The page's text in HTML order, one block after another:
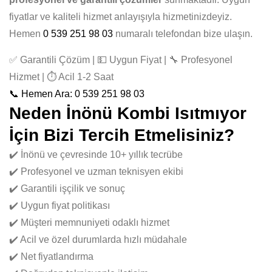
fiyatlar ve kaliteli hizmet anlayışıyla hizmetinizdeyiz.
Hemen 0 539 251 98 03 numaralı telefondan bize ulaşın.
✅ Garantili Çözüm | 💵 Uygun Fiyat | 🔧 Profesyonel
Hizmet | ⏱️ Acil 1-2 Saat
📞 Hemen Ara: 0 539 251 98 03
Neden İnönü Kombi Isıtmıyor
İçin Bizi Tercih Etmelisiniz?
✔️ İnönü ve çevresinde 10+ yıllık tecrübe
✔️ Profesyonel ve uzman teknisyen ekibi
✔️ Garantili işçilik ve sonuç
✔️ Uygun fiyat politikası
✔️ Müşteri memnuniyeti odaklı hizmet
✔️ Acil ve özel durumlarda hızlı müdahale
✔️ Net fiyatlandırma